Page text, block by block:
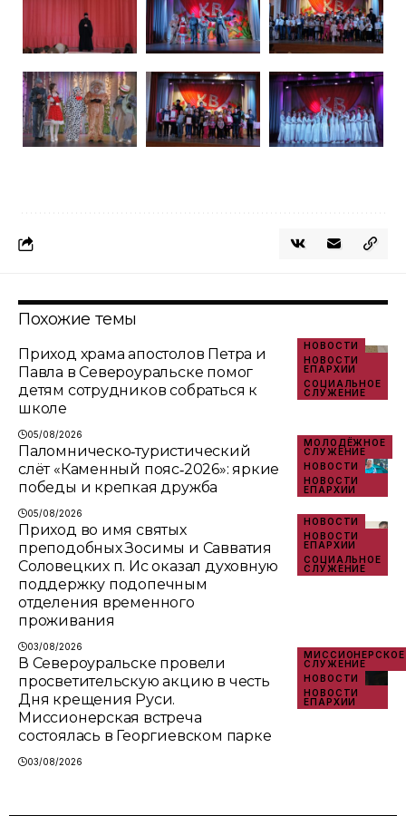
Похожие темы
НОВОСТИ
НОВОСТИ
ЕПАРХИИ
СОЦИАЛЬНОЕ
СЛУЖЕНИЕ
Приход храма апостолов Петра и
Павла в Североуральске помог
детям сотрудников собраться к
школе
05/08/2026
МОЛОДЁЖНОЕ
СЛУЖЕНИЕ
НОВОСТИ
НОВОСТИ
ЕПАРХИИ
Паломническо‑туристический
слёт «Каменный пояс‑2026»: яркие
победы и крепкая дружба
05/08/2026
НОВОСТИ
НОВОСТИ
ЕПАРХИИ
СОЦИАЛЬНОЕ
СЛУЖЕНИЕ
Приход во имя святых
преподобных Зосимы и Савватия
Соловецких п. Ис оказал духовную
поддержку подопечным
отделения временного
проживания
03/08/2026
МИССИОНЕРСКОЕ
СЛУЖЕНИЕ
НОВОСТИ
НОВОСТИ
ЕПАРХИИ
В Североуральске провели
просветительскую акцию в честь
Дня крещения Руси.
Миссионерская встреча
состоялась в Георгиевском парке
03/08/2026